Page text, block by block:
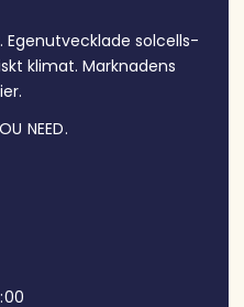
Egen­utvecklade solcells­
klimat. Marknadens
NEED.